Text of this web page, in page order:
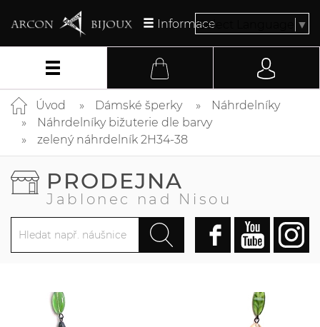
InformaceSelect Language ▼
Úvod Dámské šperky
Náhrdelníky
Náhrdelníky bižuterie dle barvy
zelený náhrdelník 2H34-38
PRODEJNA
Jablonec nad Nisou